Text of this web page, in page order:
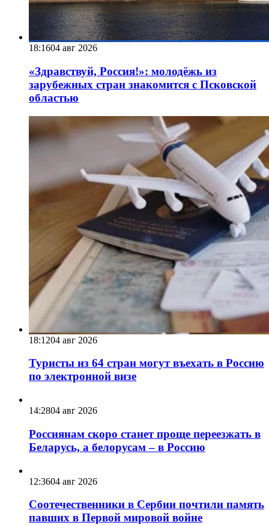
18:1604 авг 2026
«Здравствуй, Россия!»: молодёжь из
зарубежных стран знакомится с Псковской
областью
18:1204 авг 2026
Туристы из 64 стран могут въехать в Россию
по электронной визе
14:2804 авг 2026
Россиянам скоро станет проще переезжать в
Беларусь, а белорусам – в Россию
12:3604 авг 2026
Соотечественники в Сербии почтили память
павших в Первой мировой войне